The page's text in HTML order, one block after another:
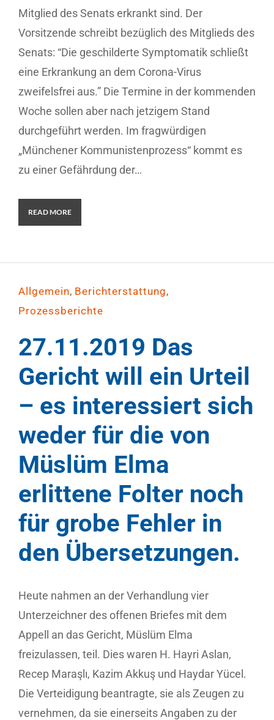
Mitglied des Senats erkrankt sind. Der
Vorsitzende schreibt bezüglich des Mitglieds des
Senats: “Die geschilderte Symptomatik schließt
eine Erkrankung an dem Corona-Virus
zweifelsfrei aus.” Die Termine in der kommenden
Woche sollen aber nach jetzigem Stand
durchgeführt werden. Im fragwürdigen
„Münchener Kommunistenprozess“ kommt es
zu einer Gefährdung der…
READ MORE
Allgemein, Berichterstattung,
Prozessberichte
27.11.2019 Das
Gericht will ein Urteil
– es interessiert sich
weder für die von
Müslüm Elma
erlittene Folter noch
für grobe Fehler in
den Übersetzungen.
Heute nahmen an der Verhandlung vier
Unterzeichner des offenen Briefes mit dem
Appell an das Gericht, Müslüm Elma
freizulassen, teil. Dies waren H. Hayri Aslan,
Recep Maraşlı, Kazim Akkuş und Haydar Yücel.
Die Verteidigung beantragte, sie als Zeugen zu
vernehmen, da sie einerseits Angaben zu der